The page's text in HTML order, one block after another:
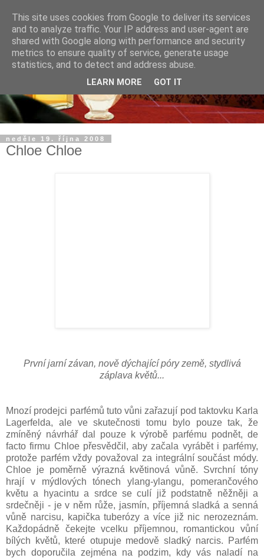
neděle 19. října 2008
Chloe Chloe
První jarní závan, nově dýchající póry země, stydlivá
záplava květů...
Mnozí prodejci parfémů tuto vůni zařazují pod taktovku Karla
Lagerfelda, ale ve skutečnosti tomu bylo pouze tak, že
zmíněný návrhář dal pouze k výrobě parfému podnět, de
facto firmu Chloe přesvědčil, aby začala vyrábět i parfémy,
protože parfém vždy považoval za integrální součást módy.
Chloe je poměrně výrazná květinová vůně. Svrchní tóny
hrají v mýdlových tónech ylang-ylangu, pomerančového
květu a hyacintu a srdce se culí již podstatně něžněji a
srdečněji - je v něm růže, jasmín, příjemná sladká a senná
vůně narcisu, kapička tuberózy a více již nic nerozeznám.
Každopádně čekejte vcelku příjemnou, romantickou vůní
bílých květů, které otupuje medově sladký narcis. Parfém
bych doporučila zejména na podzim, kdy vás naladí na
This site uses cookies from Google to deliver its services
and to analyze traffic. Your IP address and user-agent are
shared with Google along with performance and security
metrics to ensure quality of service, generate usage
statistics, and to detect and address abuse.
LEARN MORE GOT IT